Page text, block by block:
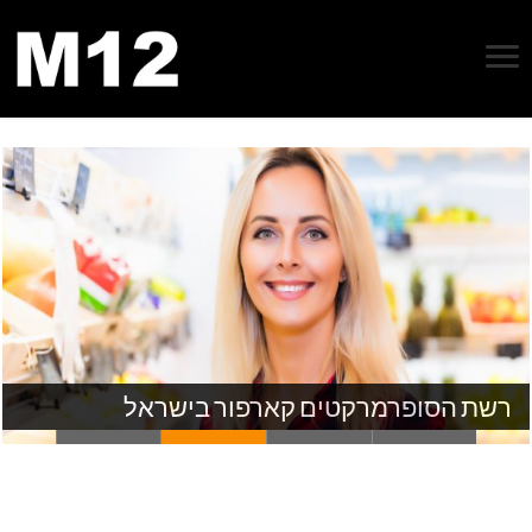
כל מה שרציתם לדעת על רבולוט
איך לקנות כתבות באתרים המובילים בישראל
רשת הסופרמרקטים קארפור בישראל
איך להתקשר ממספר חסוי? המדריך המלא